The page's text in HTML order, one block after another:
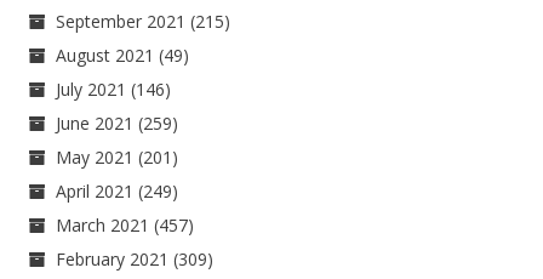
September 2021 (215)
August 2021 (49)
July 2021 (146)
June 2021 (259)
May 2021 (201)
April 2021 (249)
March 2021 (457)
February 2021 (309)